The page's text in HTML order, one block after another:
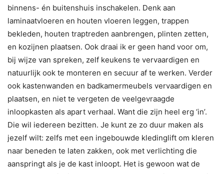
binnens- én buitenshuis inschakelen. Denk aan
laminaatvloeren en houten vloeren leggen, trappen
bekleden, houten traptreden aanbrengen, plinten zetten,
en kozijnen plaatsen. Ook draai ik er geen hand voor om,
bij wijze van spreken, zelf keukens te vervaardigen en
natuurlijk ook te monteren en secuur af te werken. Verder
ook kastenwanden en badkamermeubels vervaardigen en
plaatsen, en niet te vergeten de veelgevraagde
inloopkasten als apart verhaal. Want die zijn heel erg ‘in’.
Die wil iedereen bezitten. Je kunt ze zo duur maken als
jezelf wilt: zelfs met een ingebouwde kledinglift om kleren
naar beneden te laten zakken, ook met verlichting die
aanspringt als je de kast inloopt. Het is gewoon wat de